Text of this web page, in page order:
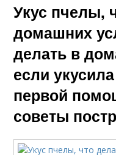
Укус пчелы,
домашних
делать в
если
первой
советы